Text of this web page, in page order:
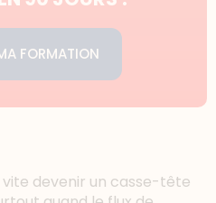
vite devenir un casse-tête
FORMATION